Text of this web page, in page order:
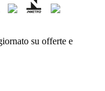
su offerte e